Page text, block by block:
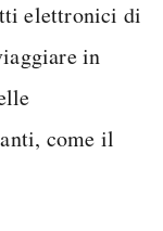
elettronici di
in
come il